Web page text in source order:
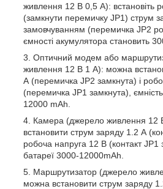
живлення 12 В 0,5 А): встановіть
(замкнути перемичку JP1) струм
замовчуванням (перемичка JP2
ємності акумулятора становить
Оптичний модем або
живлення 12 В 1 А): можна
А (перемичка JP2 замкнута) і
(перемичка JP1 замкнута),
12000 mAh.
Камера (джерело живлення 12
встановити струм заряду 1.2 А
робоча напруга 12 В (контакт JP1
батареї 3000-12000mAh.
Маршрутизатор (джерело
можна встановити струм заряду